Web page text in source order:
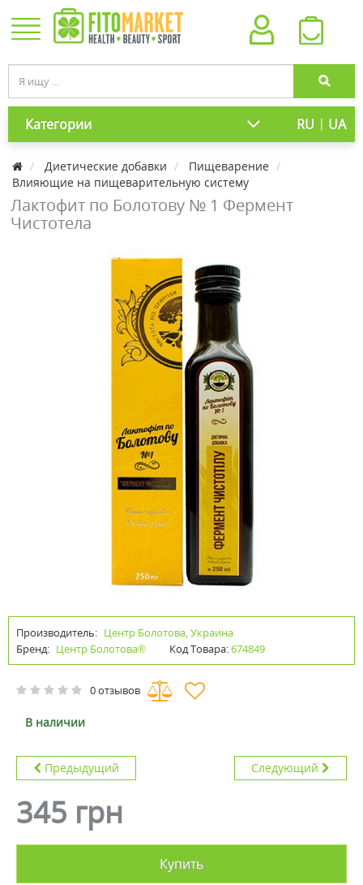
Категории RU | UA
Диетические добавки
Пищеварение
Влияющие на пищеварительную систему
Лактофит по Болотову № 1 Фермент
Чистотела
Производитель: Центр Болотова, Украина
Бренд: Центр Болотова® Код Товара:674849
0 отзывов
В наличии
Предыдущий Следующий
345 грн
Купить